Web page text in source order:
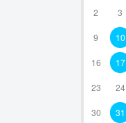
2 3
9 10
16 17
23 24
30 31